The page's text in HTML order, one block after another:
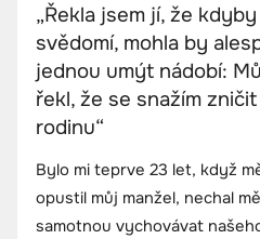
„Řekla jsem jí, že
svědomí, mohla by
jednou umýt nádobí:
řekl, že se snažím
rodinu“
Bylo mi teprve 23 let, když
opustil můj manžel, nechal mě
samotnou vychovávat